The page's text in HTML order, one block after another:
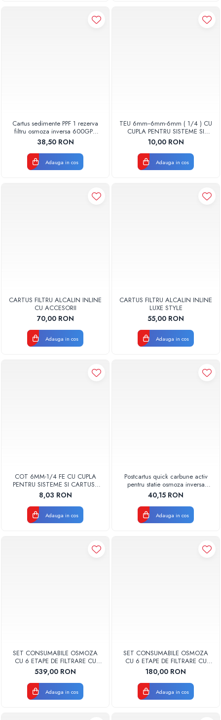
Cartus sedimente PPF 1 rezerva
filtru osmoza inversa 600GPD
87220370601 RO-600 Aquapur
Valhoh Valrom
38,50 RON
Adauga in cos
TEU 6mm--6mm-6mm ( 1/4 ) CU
CUPLA PENTRU SISTEME SI
CARTUSE OSMOZA INVERSA
10,00 RON
Adauga in cos
CARTUS FILTRU ALCALIN INLINE
CU ACCESORII
70,00 RON
Adauga in cos
CARTUS FILTRU ALCALIN INLINE
LUXE STYLE
55,00 RON
Adauga in cos
COT 6MM-1/4 FE CU CUPLA
PENTRU SISTEME SI CARTUSE
OSMOZA INVERSA
8,03 RON
Adauga in cos
Postcartus quick carbune activ
pentru statie osmoza inversa
AQUA07003010000 Aquapur
Valhoh Valrom
40,15 RON
Adauga in cos
SET CONSUMABILE OSMOZA
CU 6 ETAPE DE FILTRARE CU
MEMBRANA
539,00 RON
Adauga in cos
SET CONSUMABILE OSMOZA
CU 6 ETAPE DE FILTRARE CU
MINEREALIZARE
180,00 RON
Adauga in cos